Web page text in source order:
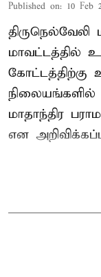
Published on: 10 Feb
மாவட்டத்தில்
நிலையங்களில்
மாதாந்திர
என